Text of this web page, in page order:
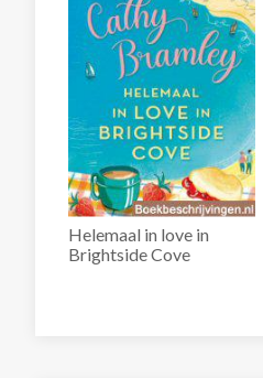
Helemaal in love in
Brightside Cove